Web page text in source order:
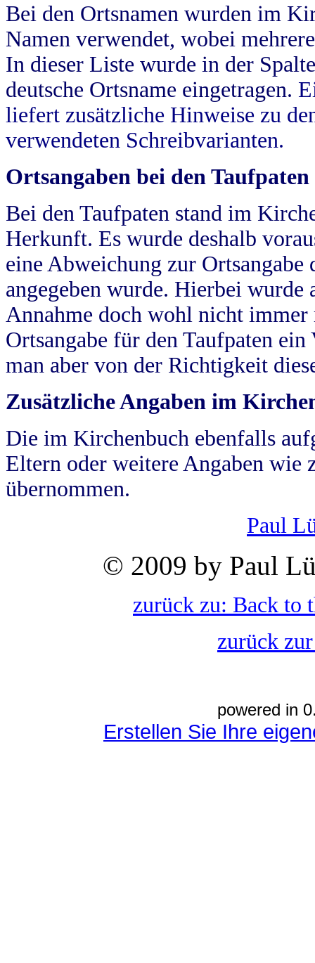
Bei den Ortsnamen wurden im
Namen verwendet, wobei
In dieser Liste wurde in der
deutsche Ortsname eingetragen.
liefert zusätzliche Hinweise zu
verwendeten Schreibvarianten.
Ortsangaben bei den Taufpaten
Bei den Taufpaten stand im
Herkunft. Es wurde deshalb
eine Abweichung zur
angegeben wurde. Hierbei wurde
Annahme doch wohl nicht
Ortsangabe für den Taufpaten
man aber von der Richtigkeit
Zusätzliche Angaben im
Die im Kirchenbuch ebenfalls
Eltern oder weitere Angaben wie
übernommen.
Paul
© 2009 by Paul
zurück zu: Back to
zurück
powered in
Erstellen Sie Ihre